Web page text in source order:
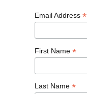
Email Address*
First Name*
Last Name*